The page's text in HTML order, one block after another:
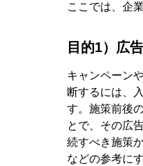
ここでは、企
目的1）広
キャンペーン
断するには、
す。施策前後
とで、その広
続すべき施策
などの参考に